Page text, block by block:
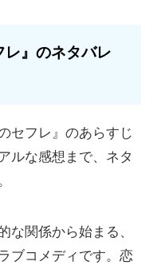
レ』のネタバレ
セフレ』のあらすじ
ルな感想まで、ネタ
な関係から始まる、
ブコメディです。恋